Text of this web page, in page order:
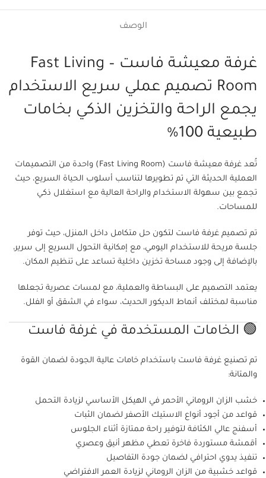
الوصف
غرفة معيشة فاست – Fast Living
Room تصميم عملي سريع الاستخدام
يجمع الراحة والتخزين الذكي بخامات
طبيعية 100%
تُعد غرفة معيشة فاست (Fast Living Room) واحدة من التصميمات
العملية الحديثة التي تم تطويرها لتناسب أسلوب الحياة السريع، حيث
تجمع بين سهولة الاستخدام والراحة العالية مع استغلال ذكي
للمساحات.
تم تصميم غرفة فاست لتكون حل متكامل داخل المنزل، حيث توفر
جلسة مريحة للاستخدام اليومي، مع إمكانية التحول السريع إلى سرير،
بالإضافة إلى وجود مساحة تخزين داخلية تساعد على تنظيم المكان.
يعتمد التصميم على البساطة والعملية، مع لمسات عصرية تجعلها
مناسبة لمختلف أنماط الديكور الحديث، سواء في الشقق أو الفلل.
🟢 الخامات المستخدمة في غرفة فاست
تم تصنيع غرفة فاست باستخدام خامات عالية الجودة لضمان القوة
والمتانة:
خشب الزان الروماني الأحمر في الهيكل الأساسي لزيادة التحمل
قواعد من أجود أنواع الاستيك الأصفر لضمان الثبات
أسفنج عالي الكثافة لتوفير راحة ممتازة أثناء الجلوس
أقمشة مستوردة فاخرة تعطي مظهر أنيق وعصري
تنفيذ يدوي احترافي لضمان جودة التفاصيل
قواعد خشبية من الزان الروماني لزيادة العمر الافتراضي